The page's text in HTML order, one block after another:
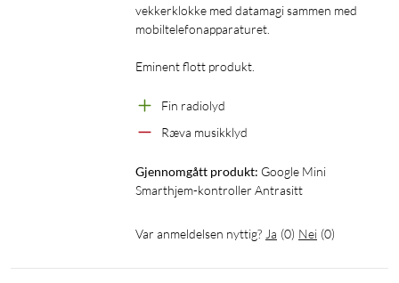
vekkerklokke med datamagi sammen med
mobiltelefonapparaturet.
Eminent flott produkt.
Fin radiolyd
Ræva musikklyd
Gjennomgått produkt: Google Mini
Smarthjem-kontroller Antrasitt
Var anmeldelsen nyttig? Ja (0) Nei (0)